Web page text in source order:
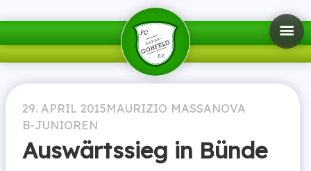
29. APRIL 2015MAURIZIO MASSANOVA
B-JUNIOREN
Auswärtssieg in Bünde